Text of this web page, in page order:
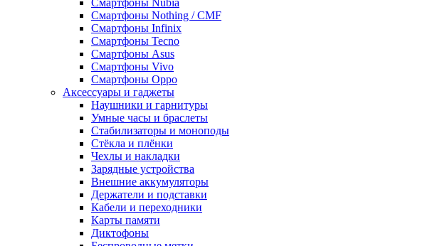
Смартфоны Nubia
Смартфоны Nothing / CMF
Смартфоны Infinix
Смартфоны Tecno
Смартфоны Asus
Смартфоны Vivo
Смартфоны Oppo
Аксессуары и гаджеты
Наушники и гарнитуры
Умные часы и браслеты
Стабилизаторы и моноподы
Стёкла и плёнки
Чехлы и накладки
Зарядные устройства
Внешние аккумуляторы
Держатели и подставки
Кабели и переходники
Карты памяти
Диктофоны